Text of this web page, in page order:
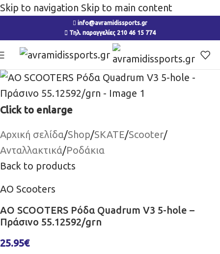
Skip to navigation Skip to main content
info@avramidissports.gr
Τηλ. παραγγελίες 210 46 15 774
Click to enlarge
Αρχική σελίδα/Shop/SKATE/Scooter/
Ανταλλακτικά/Ροδάκια
Back to products
AO Scooters
AO SCOOTERS Ρόδα Quadrum V3 5-hole –
Πράσινο 55.12592/grn
25.95€